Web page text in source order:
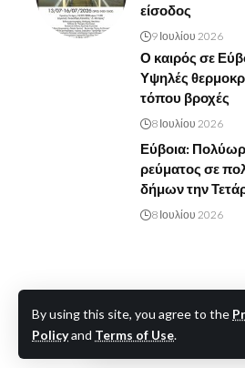
By using this site, you agree to the
Policyand Terms of Use.
είσοδος
9 Ιουλίου 2026
Ο καιρός σε
Υψηλές
τόπου βροχές
8 Ιουλίου 2026
Εύβοια:
ρεύματος σε
δήμων την
8 Ιουλίου 2026